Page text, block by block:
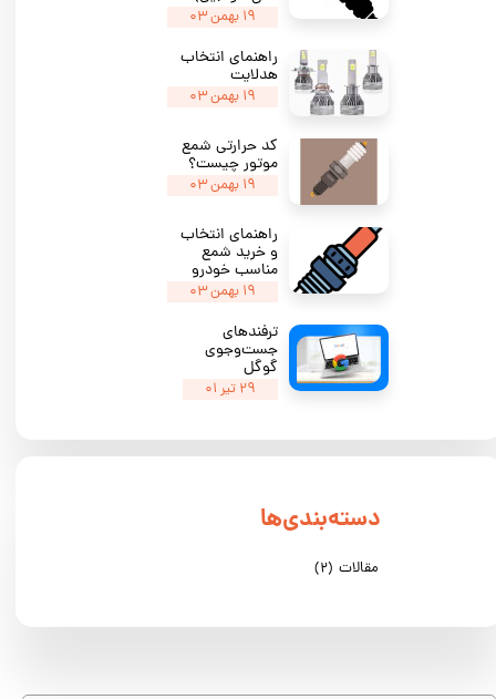
۱۹ بهمن ۰۳
راهنمای انتخاب
هدلایت
۱۹ بهمن ۰۳
کد حرارتی شمع
موتور چیست؟
۱۹ بهمن ۰۳
راهنمای انتخاب
و خرید شمع
مناسب خودرو
۱۹ بهمن ۰۳
ترفندهای
جست‌وجوی
گوگل
۲۹ تیر ۰۱
دسته‌بندی‌ها
مقالات (۲)